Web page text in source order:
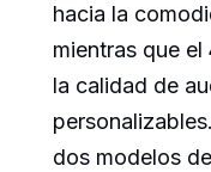
hacia la
mientras que el
la calidad de
dos modelos